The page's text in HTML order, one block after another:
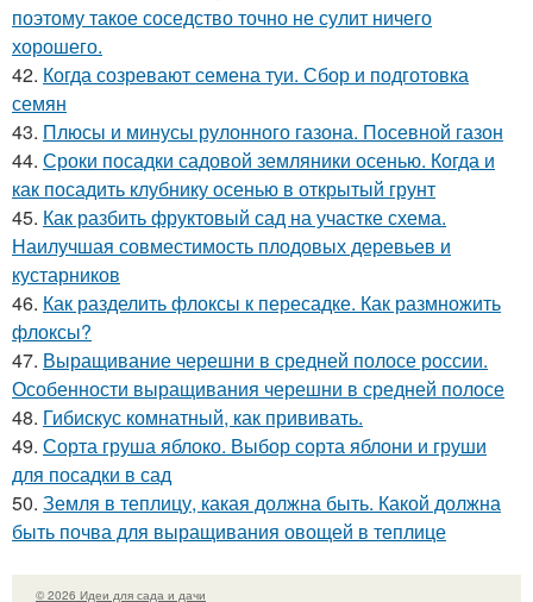
поэтому такое соседство точно не сулит ничего
хорошего.
42. Когда созревают семена туи. Сбор и подготовка
семян
43. Плюсы и минусы рулонного газона. Посевной газон
44. Сроки посадки садовой земляники осенью. Когда и
как посадить клубнику осенью в открытый грунт
45. Как разбить фруктовый сад на участке схема.
Наилучшая совместимость плодовых деревьев и
кустарников
46. Как разделить флоксы к пересадке. Как размножить
флоксы?
47. Выращивание черешни в средней полосе россии.
Особенности выращивания черешни в средней полосе
48. Гибискус комнатный, как прививать.
49. Сорта груша яблоко. Выбор сорта яблони и груши
для посадки в сад
50. Земля в теплицу, какая должна быть. Какой должна
быть почва для выращивания овощей в теплице
© 2026 Идеи для сада и дачи